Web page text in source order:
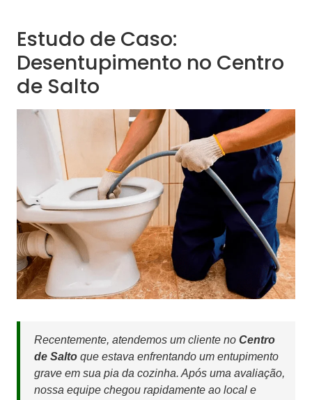
Estudo de Caso:
Desentupimento no Centro
de Salto
Recentemente, atendemos um cliente no Centro
de Salto que estava enfrentando um entupimento
grave em sua pia da cozinha. Após uma avaliação,
nossa equipe chegou rapidamente ao local e